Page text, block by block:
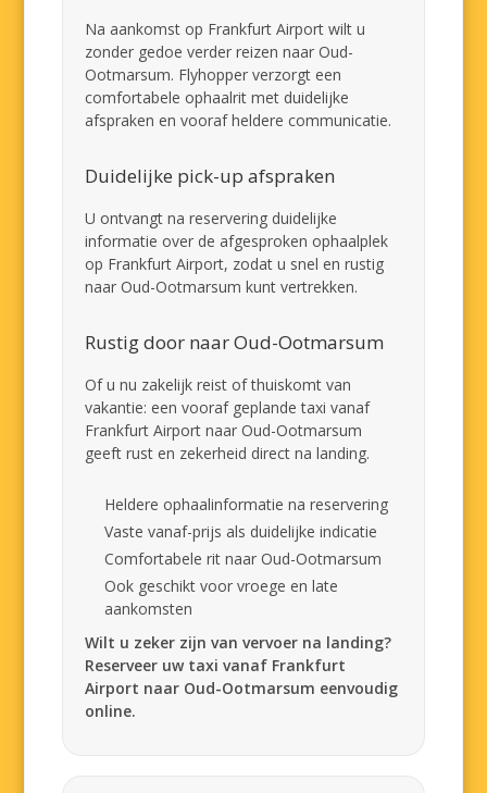
Na aankomst op Frankfurt Airport wilt u
zonder gedoe verder reizen naar Oud-
Ootmarsum. Flyhopper verzorgt een
comfortabele ophaalrit met duidelijke
afspraken en vooraf heldere communicatie.
Duidelijke pick-up afspraken
U ontvangt na reservering duidelijke
informatie over de afgesproken ophaalplek
op Frankfurt Airport, zodat u snel en rustig
naar Oud-Ootmarsum kunt vertrekken.
Rustig door naar Oud-Ootmarsum
Of u nu zakelijk reist of thuiskomt van
vakantie: een vooraf geplande taxi vanaf
Frankfurt Airport naar Oud-Ootmarsum
geeft rust en zekerheid direct na landing.
Heldere ophaalinformatie na reservering
Vaste vanaf-prijs als duidelijke indicatie
Comfortabele rit naar Oud-Ootmarsum
Ook geschikt voor vroege en late
aankomsten
Wilt u zeker zijn van vervoer na landing?
Reserveer uw taxi vanaf Frankfurt
Airport naar Oud-Ootmarsum eenvoudig
online.